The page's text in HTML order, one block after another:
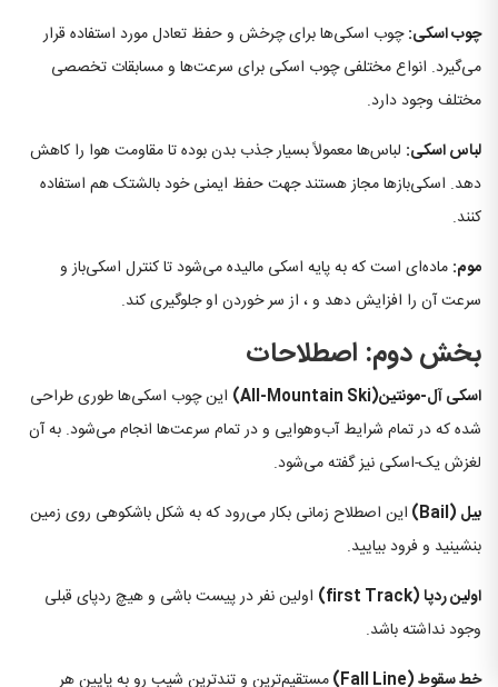
چوب اسکی:چوب اسکی‌ها برای چرخش و حفظ تعادل مورد استفاده قرار
می‌گیرد. انواع مختلفی چوب اسکی برای سرعت‌ها و مسابقات تخصصی
مختلف وجود دارد.
لباس اسکی: لباس‌ها معمولاً بسیار جذب بدن بوده تا مقاومت هوا را کاهش
دهد. اسکی‌بازها مجاز هستند جهت حفظ ایمنی خود بالشتک هم استفاده
کنند.
موم: ماده‌ای است که به پایه اسکی مالیده می‌شود تا کنترل اسکی‌باز و
سرعت آن را افزایش دهد و ، از سر خوردن او جلوگیری کند.
بخش دوم: اصطلاحات
اسکی آل-مونتین(All-Mountain Ski)
این چوب اسکی‌ها طوری طراحی
شده که در تمام شرایط آب‌وهوایی و در تمام سرعت‌ها انجام می‌شود. به آن
لغزش یک-اسکی نیز گفته می‌شود.
بیل (Bail)
این اصطلاح زمانی بکار می‌رود که به شکل باشکوهی روی زمین
بنشینید و فرود بیایید.
اولین ردپا (first Track)
اولین نفر در پیست باشی و هیچ ردپای قبلی
وجود نداشته باشد.
خط سقوط(Fall Line) مستقیم‌ترین و تندترین شیب رو به پایین هر